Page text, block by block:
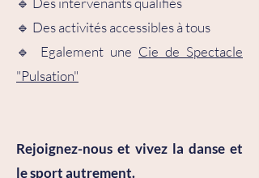
🔹 Des activités accessibles à tous
🔹 Egalement une Cie de Spectacle
"Pulsation"
Rejoignez-nous et vivez la danse et
le sport autrement.